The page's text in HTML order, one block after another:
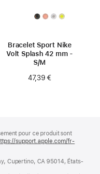
Bracelet Sport Nike
Volt Splash 42 mm -
S/M
47,39 €
pour ce produit sont
support.apple.com/fr-
Cupertino, CA 95014, États-